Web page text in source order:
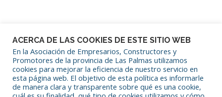
SÍGUENOS EN REDES SOCIALES
ACERCA DE LAS COOKIES DE ESTE SITIO WEB
En la Asociación de Empresarios, Constructores y
Promotores de la provincia de Las Palmas utilizamos
cookies para mejorar la eficiencia de nuestro servicio en
esta página web. El objetivo de esta política es informarle
de manera clara y transparente sobre qué es una cookie,